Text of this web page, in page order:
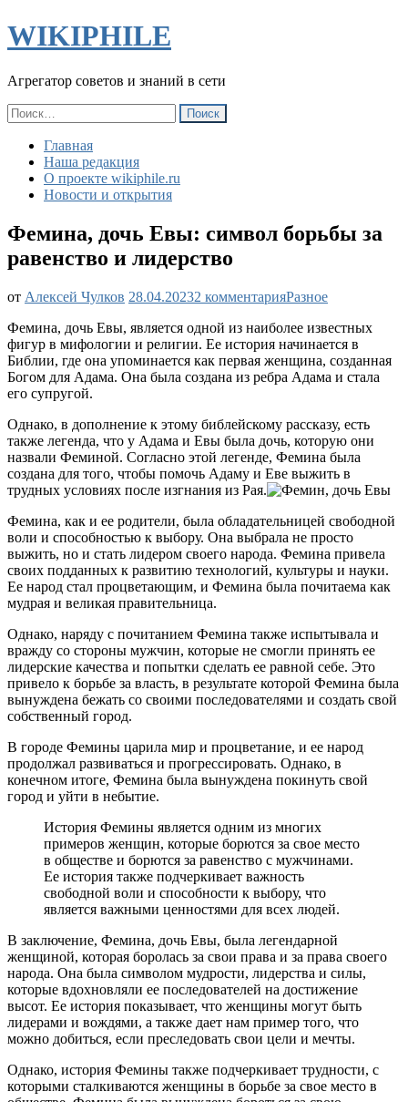
WIKIPHILE
Агрегатор советов и знаний в сети
Найти:
Главная
Наша редакция
О проекте wikiphile.ru
Новости и открытия
Фемина, дочь Евы: символ борьбы за
равенство и лидерство
от Алексей Чулков 28.04.20232 комментарияк
Фемина,
дочь
Евы:
символ
равенство
и
лидерство
Разное
Фемина, дочь Евы, является одной из наиболее известных
фигур в мифологии и религии. Ее история начинается в
Библии, где она упоминается как первая женщина, созданная
Богом для Адама. Она была создана из ребра Адама и стала
его супругой.
Однако, в дополнение к этому библейскому рассказу, есть
также легенда, что у Адама и Евы была дочь, которую они
назвали Феминой. Согласно этой легенде, Фемина была
создана для того, чтобы помочь Адаму и Еве выжить в
трудных условиях после изгнания из Рая.
Фемина, как и ее родители, была обладательницей свободной
воли и способностью к выбору. Она выбрала не просто
выжить, но и стать лидером своего народа. Фемина привела
своих подданных к развитию технологий, культуры и науки.
Ее народ стал процветающим, и Фемина была почитаема как
мудрая и великая правительница.
Однако, наряду с почитанием Фемина также испытывала и
вражду со стороны мужчин, которые не смогли принять ее
лидерские качества и попытки сделать ее равной себе. Это
привело к борьбе за власть, в результате которой Фемина была
вынуждена бежать со своими последователями и создать свой
собственный город.
В городе Фемины царила мир и процветание, и ее народ
продолжал развиваться и прогрессировать. Однако, в
конечном итоге, Фемина была вынуждена покинуть свой
город и уйти в небытие.
История Фемины является одним из многих
примеров женщин, которые борются за свое место
в обществе и борются за равенство с мужчинами.
Ее история также подчеркивает важность
свободной воли и способности к выбору, что
является важными ценностями для всех людей.
В заключение, Фемина, дочь Евы, была легендарной
женщиной, которая боролась за свои права и за права своего
народа. Она была символом мудрости, лидерства и силы,
которые вдохновляли ее последователей на достижение
высот. Ее история показывает, что женщины могут быть
лидерами и вождями, а также дает нам пример того, что
можно добиться, если преследовать свои цели и мечты.
Однако, история Фемины также подчеркивает трудности, с
которыми сталкиваются женщины в борьбе за свое место в